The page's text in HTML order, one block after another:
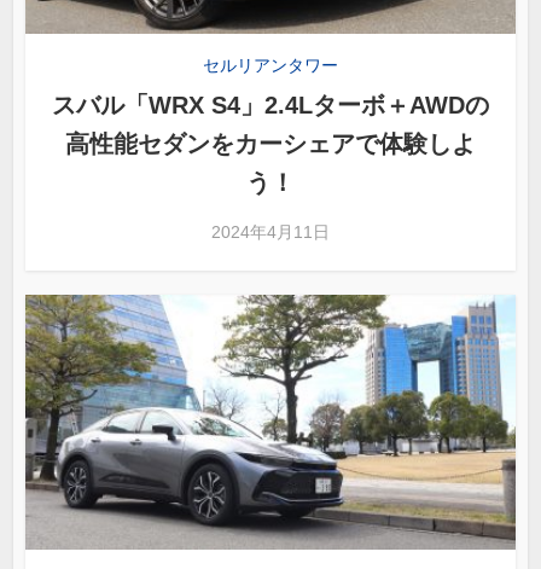
セルリアンタワー
スバル「WRX S4」2.4Lターボ＋AWDの
高性能セダンをカーシェアで体験しよ
う！
2024年4月11日